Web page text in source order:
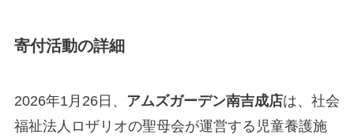
寄付活動の詳細
2026年1月26日、 アムズガーデン南吉成店は、社会
福祉法人ロザリオの聖母会が運営する児童養護施